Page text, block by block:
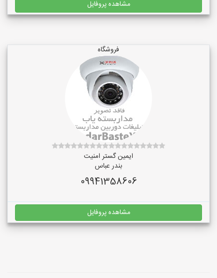
مشاهده پروفایل
فروشگاه
ایمین گستر امنیت
بندر عباس
09941358606
مشاهده پروفایل